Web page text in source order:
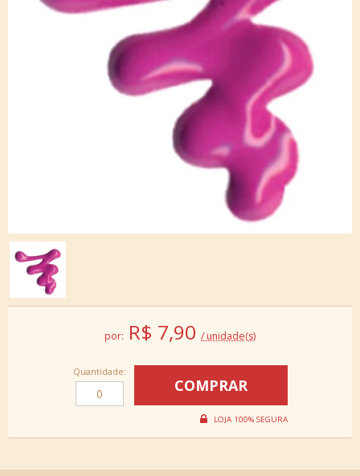
por: R$ 7,90 / unidade(s)
Quantidade: